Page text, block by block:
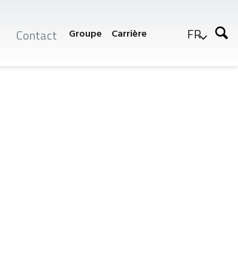
Contact Groupe Carrière FR